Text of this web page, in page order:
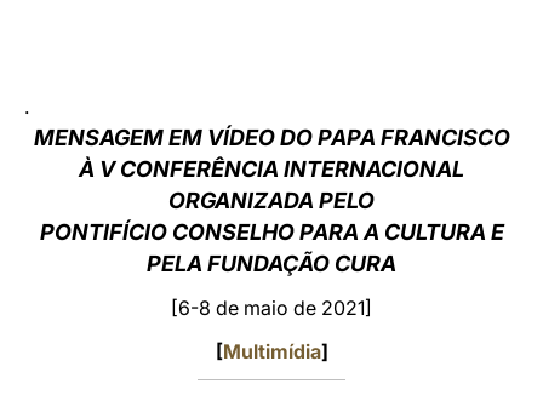
中文
LATINE
.
MENSAGEM EM VÍDEO DO PAPA FRANCISCO
À V CONFERÊNCIA INTERNACIONAL
ORGANIZADA PELO
PONTIFÍCIO CONSELHO PARA A CULTURA E
PELA FUNDAÇÃO CURA
[6-8 de maio de 2021]
[Multimídia]